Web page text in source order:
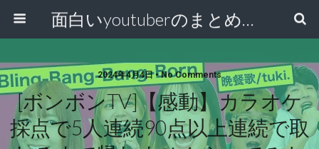
面白いyoutuberのまとめ動画
2024年4月4日 • No Comments
[ボンボンTV]【感動】カラオケ
採点で5人連続90点以上連続で取